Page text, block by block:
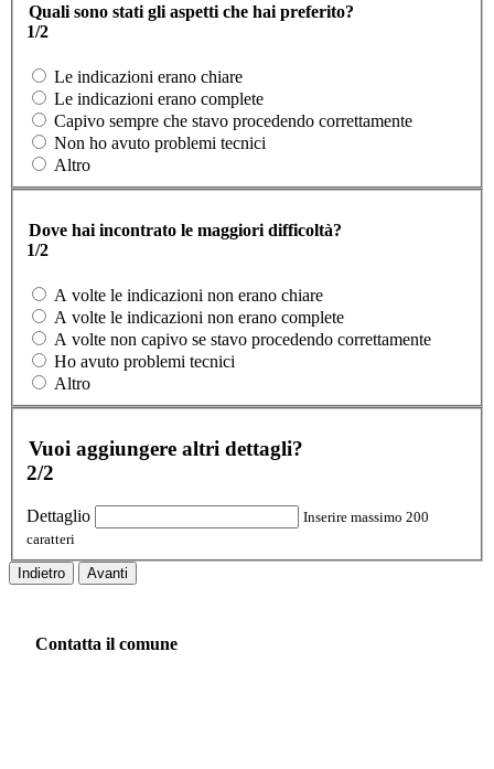
Quali sono stati gli aspetti che hai preferito?
1/2
Le indicazioni erano chiare
Le indicazioni erano complete
Capivo sempre che stavo procedendo correttamente
Non ho avuto problemi tecnici
Altro
Dove hai incontrato le maggiori difficoltà?
1/2
A volte le indicazioni non erano chiare
A volte le indicazioni non erano complete
A volte non capivo se stavo procedendo correttamente
Ho avuto problemi tecnici
Altro
Vuoi aggiungere altri dettagli?
2/2
Dettaglio
Inserire massimo 200
caratteri
Indietro Avanti
Contatta il comune